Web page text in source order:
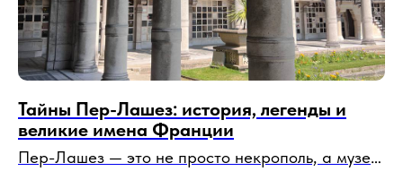
Тайны Пер-Лашез: история, легенды и
великие имена Франции
Пер-Лашез — это не просто некрополь, а музей